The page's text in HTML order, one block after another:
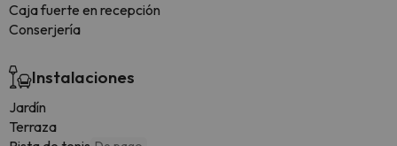
Caja fuerte en recepción
Conserjería
Instalaciones
Jardín
Terraza